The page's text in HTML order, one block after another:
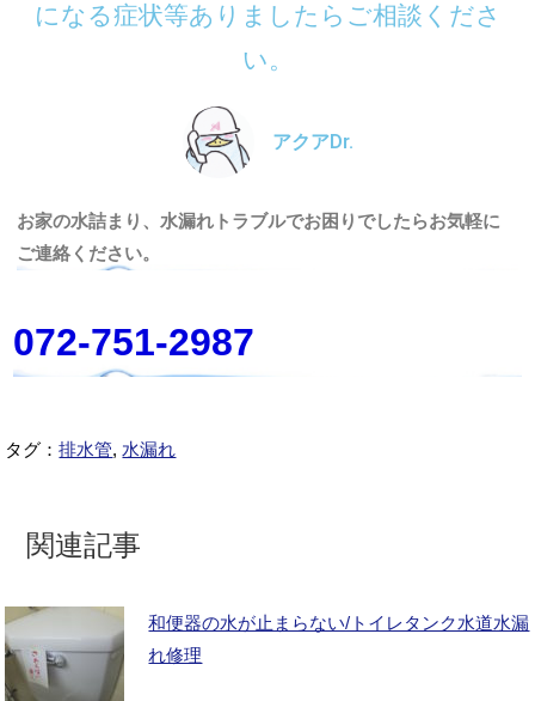
になる症状等ありましたらご相談くださ
い。
アクアDr.
お家の水詰まり、水漏れトラブルでお困りでしたらお気軽に
ご連絡ください。
072-751-2987
タグ：排水管, 水漏れ
関連記事
和便器の水が止まらない/トイレタンク水道水漏
れ修理